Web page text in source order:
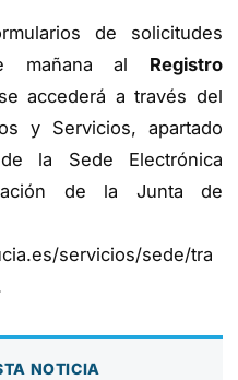
de solicitudes
mañana al Registro
accederá a través del
y Servicios, apartado
la Sede Electrónica
de la Junta de
servicios/sede/tra
NOTICIA